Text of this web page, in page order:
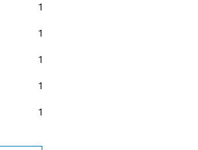
1
1
1
1
1